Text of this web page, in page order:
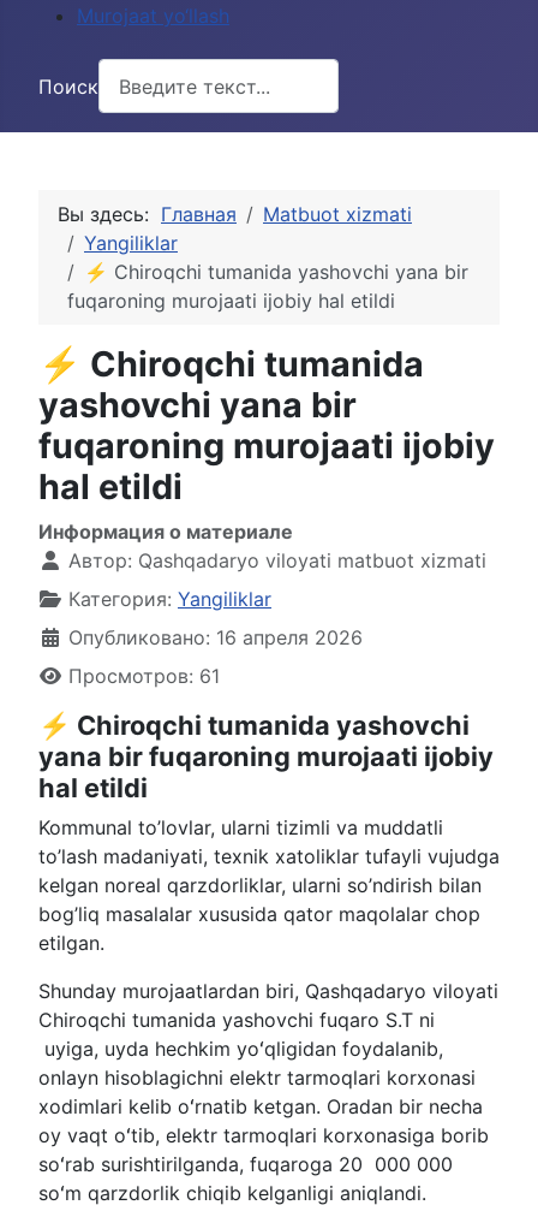
Murojaat yo‘llash
Поиск
Вы здесь: Главная
Matbuot xizmati
Yangiliklar
⚡️ Chiroqchi tumanida yashovchi yana bir
fuqaroning murojaati ijobiy hal etildi
⚡️ Chiroqchi tumanida
yashovchi yana bir
fuqaroning murojaati ijobiy
hal etildi
Информация о материале
Автор: Qashqadaryo viloyati matbuot xizmati
Категория: Yangiliklar
Опубликовано: 16 апреля 2026
Просмотров: 61
⚡️ Chiroqchi tumanida yashovchi
yana bir fuqaroning murojaati ijobiy
hal etildi
Kommunal to’lovlar, ularni tizimli va muddatli
to’lash madaniyati, texnik xatoliklar tufayli vujudga
kelgan noreal qarzdorliklar, ularni so’ndirish bilan
bog’liq masalalar xususida qator maqolalar chop
etilgan.
Shunday murojaatlardan biri, Qashqadaryo viloyati
Chiroqchi tumanida yashovchi fuqaro S.T ni
uyiga, uyda hechkim yoʻqligidan foydalanib,
onlayn hisoblagichni elektr tarmoqlari korxonasi
xodimlari kelib oʻrnatib ketgan. Oradan bir necha
oy vaqt oʻtib, elektr tarmoqlari korxonasiga borib
soʻrab surishtirilganda, fuqaroga 20 000 000
soʻm qarzdorlik chiqib kelganligi aniqlandi.